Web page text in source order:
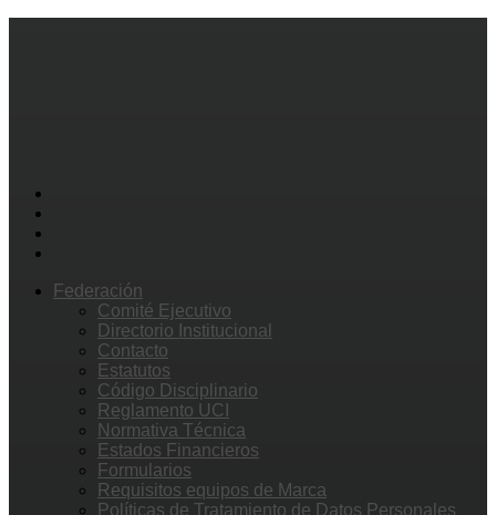
Federación
Comité Ejecutivo
Directorio Institucional
Contacto
Estatutos
Código Disciplinario
Reglamento UCI
Normativa Técnica
Estados Financieros
Formularios
Requisitos equipos de Marca
Políticas de Tratamiento de Datos Personales